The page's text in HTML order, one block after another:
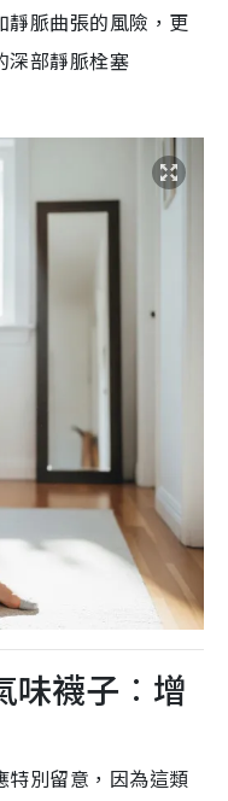
靜脈曲張的風險，更
深部靜脈栓塞
味襪子︰增
特別留意，因為這類